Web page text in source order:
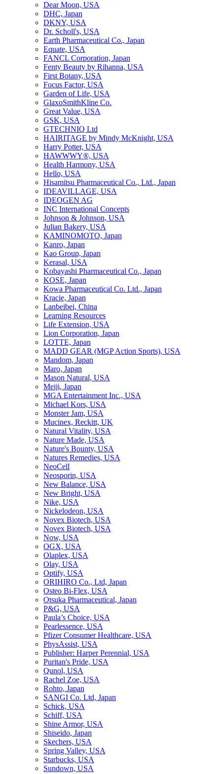
Dear Moon, USA
DHC, Japan
DKNY, USA
Dr. Scholl's, USA
Earth Pharmaceutical Co., Japan
Equate, USA
FANCL Corporation, Japan
Fenty Beauty by Rihanna, USA
First Botany, USA
Focus Factor, USA
Garden of Life, USA
GlaxoSmithKline Co.
Great Value, USA
GSK, USA
GTECHNIQ Ltd
HAIRITAGE by Mindy McKnight, USA
Harry Potter, USA
HAWWWY®, USA
Health Harmony, USA
Hello, USA
Hisamitsu Pharmaceutical Co., Ltd., Japan
IDEAVILLAGE, USA
IDEOGEN AG
INC International Concepts
Johnson & Johnson, USA
Julian Bakery, USA
KAMINOMOTO, Japan
Kanro, Japan
Kao Group, Japan
Kerasal, USA
Kobayashi Pharmaceutical Co., Japan
KOSE, Japan
Kowa Pharmaceutical Co. Ltd., Japan
Kracie, Japan
Lanbeibei, China
Learning Resources
Life Extension, USA
Lion Corporation, Japan
LOTTE, Japan
MADD GEAR (MGP Action Sports), USA
Mandom, Japan
Maro, Japan
Mason Natural, USA
Meiji, Japan
MGA Entertainment Inc., USA
Michael Kors, USA
Monster Jam, USA
Mucinex, Reckitt, UK
Natural Vitality, USA
Nature Made, USA
Nature's Bounty, USA
Natures Remedies, USA
NeoCell
Neosporin, USA
New Balance, USA
New Bright, USA
Nike, USA
Niсkelodeon, USA
Novex Biotech, USA
Novex Biotech, USA
Now, USA
OGX, USA
Olaplex, USA
Olay, USA
Optify, USA
ORIHIRO Co., Ltd, Japan
Osteo Bi-Flex, USA
Otsuka Pharmaceutical, Japan
P&G, USA
Paula’s Choice, USA
Pearlessence, USA
Pfizer Consumer Healthcare, USA
PhysAssist, USA
Publisher: Harper Perennial, USA
Puritan's Pride, USA
Qunol, USA
Rachel Zoe, USA
Rohto, Japan
SANGI Co. Ltd, Japan
Schick, USA
Schiff, USA
Shine Armor, USA
Shiseido, Japan
Skechers, USA
Spring Valley, USA
Starbucks, USA
Sundown, USA